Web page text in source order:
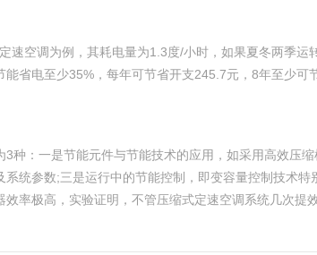
速空调为例，其耗电量为1.3度/小时，如果夏冬两季
能省电至少35%，每年可节省开支245.7元，8年至少
3种：一是节能元件与节能技术的应用，如采用高效压
系统参数;三是运行中的节能控制，即变容量控制技术
效率极高，实验证明，不管压缩式定速空调系统几次